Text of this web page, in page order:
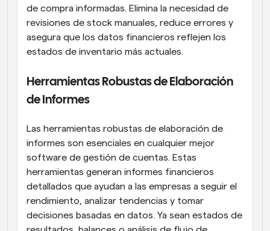
de compra informadas. Elimina la necesidad de
revisiones de stock manuales, reduce errores y
asegura que los datos financieros reflejen los
estados de inventario más actuales.
Herramientas Robustas de Elaboración
de Informes
Las herramientas robustas de elaboración de
informes son esenciales en cualquier mejor
software de gestión de cuentas. Estas
herramientas generan informes financieros
detallados que ayudan a las empresas a seguir el
rendimiento, analizar tendencias y tomar
decisiones basadas en datos. Ya sean estados de